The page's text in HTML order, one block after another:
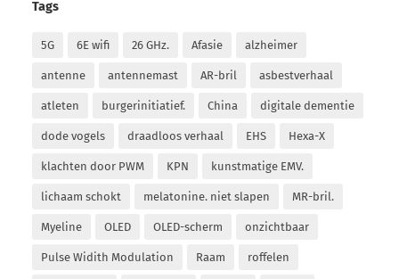
Tags
5G 6E wifi 26 GHz. Afasie alzheimer
antenne antennemast AR-bril asbestverhaal
atleten burgerinitiatief. China digitale dementie
dode vogels draadloos verhaal EHS Hexa-X
klachten door PWM KPN kunstmatige EMV.
lichaam schokt melatonine. niet slapen MR-bril.
Myeline OLED OLED-scherm onzichtbaar
Pulse Widith Modulation Raam roffelen